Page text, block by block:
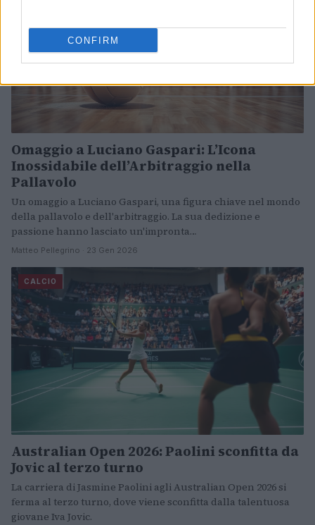
CONFIRM
Omaggio a Luciano Gaspari: L’Icona
Inossidabile dell’Arbitraggio nella
Pallavolo
Un omaggio a Luciano Gaspari, una figura chiave nel mondo
della pallavolo e dell'arbitraggio. La sua dedizione e
passione hanno lasciato un'impronta…
Matteo Pellegrino · 23 Gen 2026
CALCIO
Australian Open 2026: Paolini sconfitta da
Jovic al terzo turno
La carriera di Jasmine Paolini agli Australian Open 2026 si
ferma al terzo turno, dove viene sconfitta dalla talentuosa
giovane Iva Jovic.